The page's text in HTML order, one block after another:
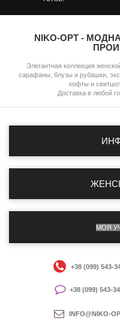
NIKO-OPT -
Элегантная коллекция
сарафаны, блузы и рубашки,
кофты и
Доставка в любой
МОЯ
+38 (099) 543-
+38 (099) 543-
INFO@NIKO-